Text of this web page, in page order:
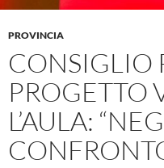
PROVINCIA
CONSIGLIO
PROGETTO
L’AULA: